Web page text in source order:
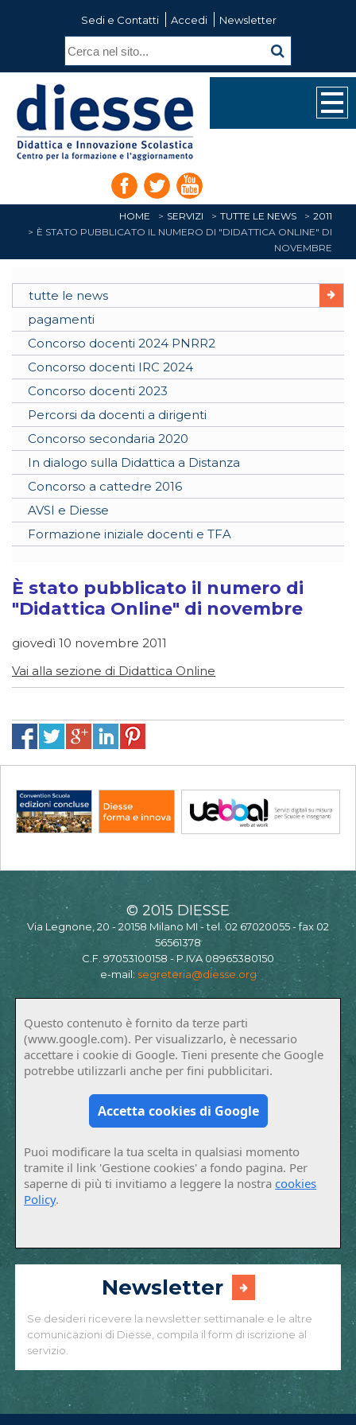
Sedi e Contatti Accedi Newsletter
HOME SERVIZI TUTTE LE NEWS
2011
È STATO PUBBLICATO IL NUMERO DI "DIDATTICA ONLINE" DI
NOVEMBRE
tutte le news
pagamenti
Concorso docenti 2024 PNRR2
Concorso docenti IRC 2024
Concorso docenti 2023
Percorsi da docenti a dirigenti
Concorso secondaria 2020
In dialogo sulla Didattica a Distanza
Concorso a cattedre 2016
AVSI e Diesse
Formazione iniziale docenti e TFA
È stato pubblicato il numero di
"Didattica Online" di novembre
giovedì 10 novembre 2011
Vai alla sezione di Didattica Online
© 2015 DIESSE
Via Legnone, 20 - 20158 Milano MI - tel. 02 67020055 - fax 02
56561378
C.F. 97053100158 - P.IVA 08965380150
e-mail: segreteria@diesse.org
Questo contenuto è fornito da terze parti
(www.google.com). Per visualizzarlo, è necessario
accettare i cookie di Google. Tieni presente che Google
potrebbe utilizzarli anche per fini pubblicitari.
Accetta cookies di Google
Puoi modificare la tua scelta in qualsiasi momento
tramite il link 'Gestione cookies' a fondo pagina. Per
saperne di più ti invitiamo a leggere la nostracookies
Policy.
Newsletter
Se desideri ricevere la newsletter settimanale e le altre
comunicazioni di Diesse, compila il form di iscrizione al
servizio.